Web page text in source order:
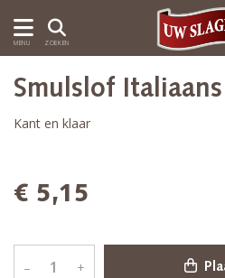
MENU ZOEKEN
Smulslof Italiaans
Kant en klaar
€ 5,15
– +